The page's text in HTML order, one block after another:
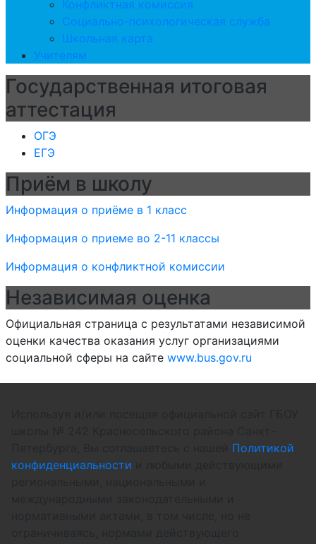
Конфликтная комиссия
Социально-психологическая служба
Школьная карта
Учителям
Государственная итоговая
аттестация
ОГЭ
ЕГЭ
Приём в школу
Информация о приёме в 1 класс
Информация о приеме во 2-11 классы
Информация о конфликтной комиссии
Независимая оценка
Официальная страница с результатами независимой
оценки качества оказания услуг организациями
социальной сферы на сайте www.bus.gov.ru
Политикой
конфиденциальности